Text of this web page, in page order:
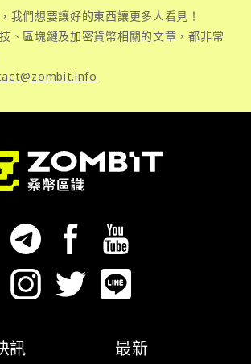
我們想要讓好的東西讓更多人看見！
、區塊鏈及加密貨幣相關的文章，都非常
訊 最新